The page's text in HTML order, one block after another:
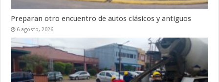
Preparan otro encuentro de autos clásicos y antiguos
6 agosto, 2026